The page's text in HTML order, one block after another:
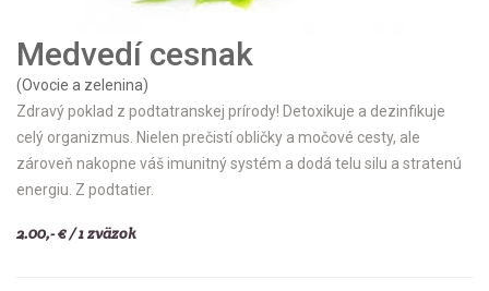
Medvedí cesnak
(Ovocie a zelenina)
Zdravý poklad z podtatranskej prírody! Detoxikuje a dezinfikuje
celý organizmus. Nielen prečistí obličky a močové cesty, ale
zároveň nakopne váš imunitný systém a dodá telu silu a stratenú
energiu. Z podtatier.
2.00,- € / 1 zväzok